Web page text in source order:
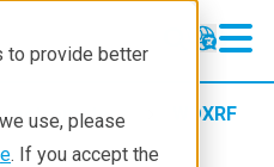
to provide better
use, please
. If you accept the
WDXRF